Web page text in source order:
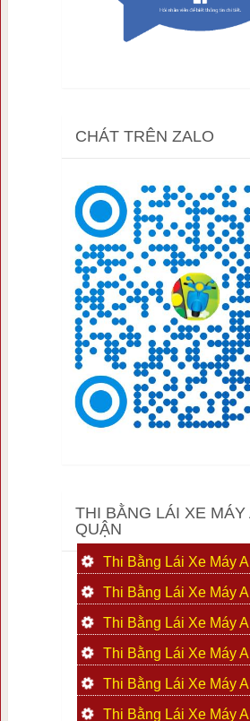
CHÁT TRÊN ZALO
THI BẰNG LÁI XE MÁY
QUẬN
Thi Bằng Lái Xe Máy
Thi Bằng Lái Xe Máy
Thi Bằng Lái Xe Máy
Thi Bằng Lái Xe Máy
Thi Bằng Lái Xe Máy
Thi Bằng Lái Xe Máy